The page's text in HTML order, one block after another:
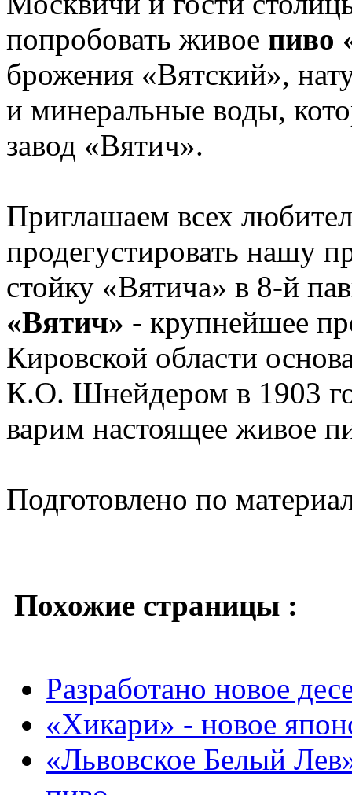
попробовать живое пиво
брожения «Вятский»,
и минеральные воды,
завод «Вятич».
Приглашаем всех
продегустировать нашу
стойку «Вятича» в 8-й
«Вятич» - крупнейшее
Кировской области
К.О. Шнейдером в 1903
варим настоящее живое
Подготовлено по
Похожие страницы :
Разработано новое
«Хикари» - новое
«Львовское Белый